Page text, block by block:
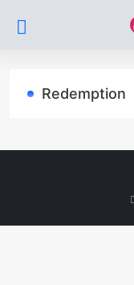
Redemption